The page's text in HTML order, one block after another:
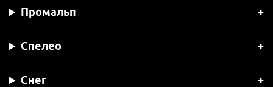
Промальп
Спелео
Снег